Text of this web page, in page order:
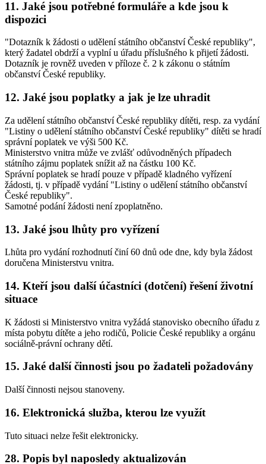
11. Jaké jsou potřebné formuláře a kde jsou k
dispozici
"Dotazník k žádosti o udělení státního občanství České republiky",
který žadatel obdrží a vyplní u úřadu příslušného k přijetí žádosti.
Dotazník je rovněž uveden v příloze č. 2 k zákonu o státním
občanství České republiky.
12. Jaké jsou poplatky a jak je lze uhradit
Za udělení státního občanství České republiky dítěti, resp. za vydání
"Listiny o udělení státního občanství České republiky" dítěti se hradí
správní poplatek ve výši 500 Kč.
Ministerstvo vnitra může ve zvlášť odůvodněných případech
státního zájmu poplatek snížit až na částku 100 Kč.
Správní poplatek se hradí pouze v případě kladného vyřízení
žádosti, tj. v případě vydání "Listiny o udělení státního občanství
České republiky".
Samotné podání žádosti není zpoplatněno.
13. Jaké jsou lhůty pro vyřízení
Lhůta pro vydání rozhodnutí činí 60 dnů ode dne, kdy byla žádost
doručena Ministerstvu vnitra.
14. Kteří jsou další účastníci (dotčení) řešení životní
situace
K žádosti si Ministerstvo vnitra vyžádá stanovisko obecního úřadu z
místa pobytu dítěte a jeho rodičů, Policie České republiky a orgánu
sociálně-právní ochrany dětí.
15. Jaké další činnosti jsou po žadateli požadovány
Další činnosti nejsou stanoveny.
16. Elektronická služba, kterou lze využít
Tuto situaci nelze řešit elektronicky.
28. Popis byl naposledy aktualizován